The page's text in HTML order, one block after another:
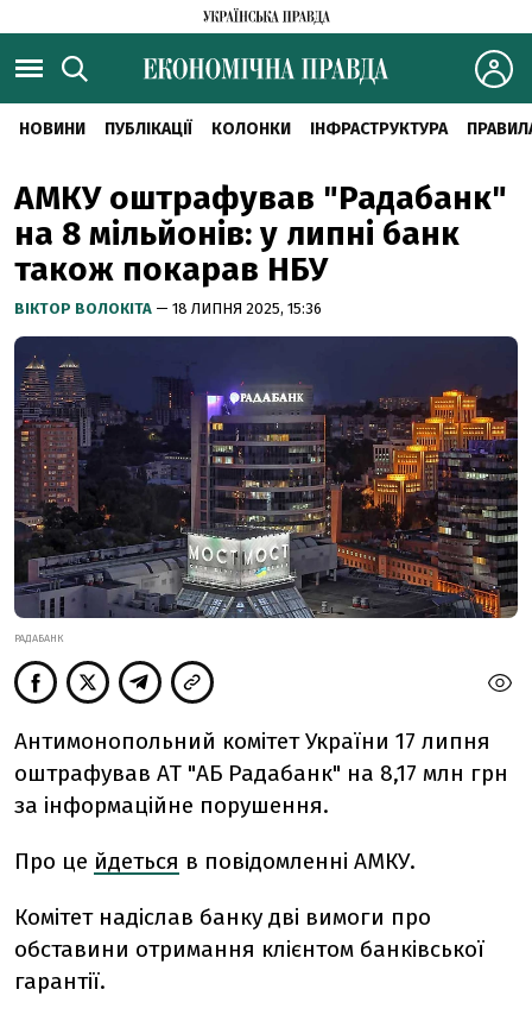
НОВИНИ ПУБЛІКАЦІЇ КОЛОНКИ ІНФРАСТРУКТУРА
АМКУ оштрафував "Радабанк"
на 8 мільйонів: у липні банк
також покарав НБУ
ВІКТОР ВОЛОКІТА — 18 ЛИПНЯ 2025, 15:36
РАДАБАНК
Антимонопольний комітет України 17 липня
оштрафував АТ "АБ Радабанк" на 8,17 млн грн
за інформаційне порушення.
Про це йдеться в повідомленні АМКУ.
Комітет надіслав банку дві вимоги про
обставини отримання клієнтом банківської
гарантії.